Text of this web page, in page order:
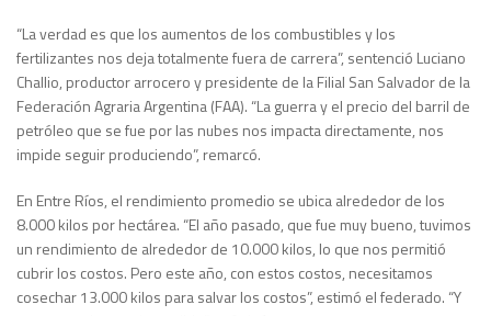
“La verdad es que los aumentos de los combustibles y los
fertilizantes nos deja totalmente fuera de carrera”, sentenció Luciano
Challio, productor arrocero y presidente de la Filial San Salvador de la
Federación Agraria Argentina (FAA). “La guerra y el precio del barril de
petróleo que se fue por las nubes nos impacta directamente, nos
impide seguir produciendo”, remarcó.
En Entre Ríos, el rendimiento promedio se ubica alrededor de los
8.000 kilos por hectárea. “El año pasado, que fue muy bueno, tuvimos
un rendimiento de alrededor de 10.000 kilos, lo que nos permitió
cubrir los costos. Pero este año, con estos costos, necesitamos
cosechar 13.000 kilos para salvar los costos”, estimó el federado. “Y